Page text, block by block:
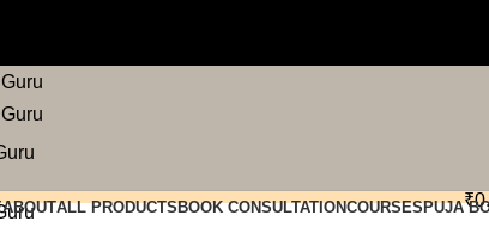
₹
ABOUTALL PRODUCTSBOOK CONSULTATIONCOURSESPUJA